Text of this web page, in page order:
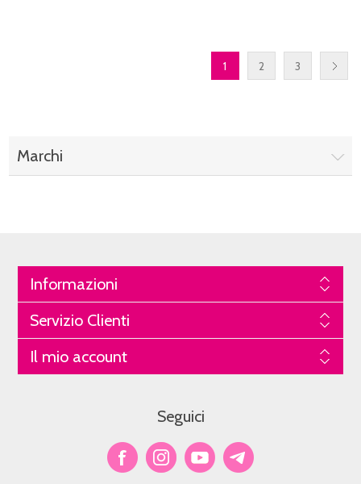
1 2 3
Marchi
Informazioni
Servizio Clienti
Il mio account
Seguici